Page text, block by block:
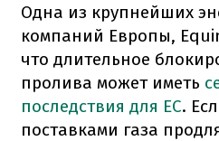
Одна из крупнейших
компаний Европы,
что длительное
пролива может иметь
последствия для ЕС.
поставками газа